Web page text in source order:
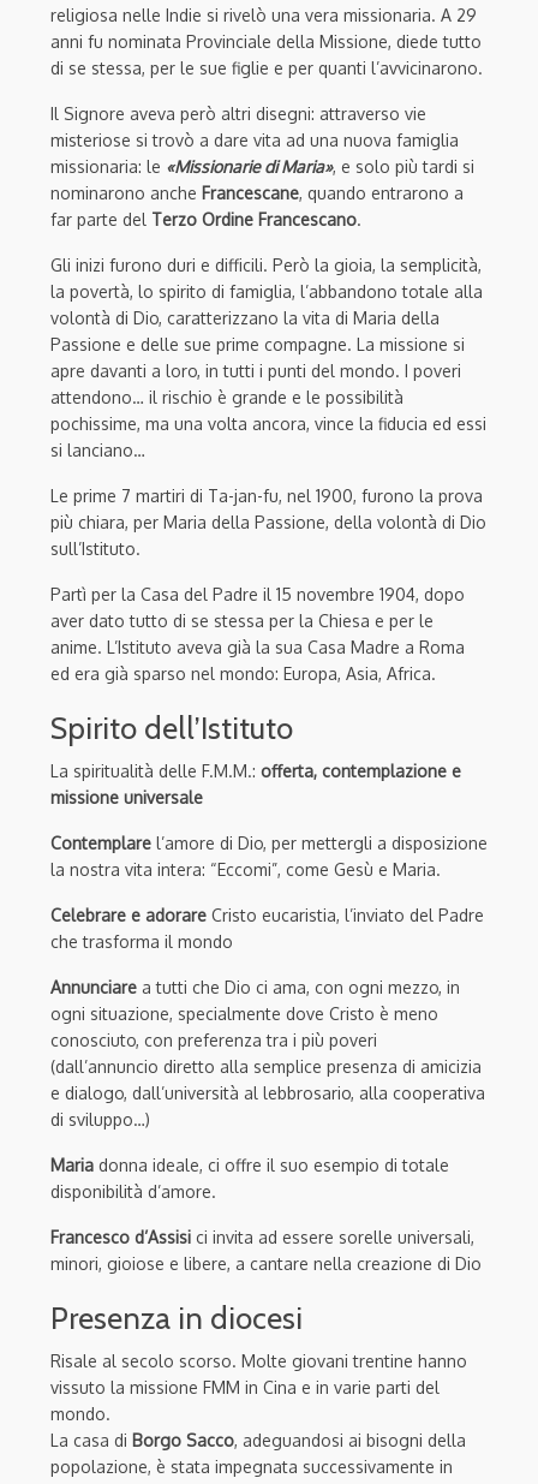
religiosa nelle Indie si rivelò una vera missionaria. A 29
anni fu nominata Provinciale della Missione, diede tutto
di se stessa, per le sue figlie e per quanti l’avvicinarono.
Il Signore aveva però altri disegni: attraverso vie
misteriose si trovò a dare vita ad una nuova famiglia
missionaria: le «Missionarie di Maria», e solo più tardi si
nominarono anche Francescane, quando entrarono a
far parte del Terzo Ordine Francescano.
Gli inizi furono duri e difficili. Però la gioia, la semplicità,
la povertà, lo spirito di famiglia, l’abbandono totale alla
volontà di Dio, caratterizzano la vita di Maria della
Passione e delle sue prime compagne. La missione si
apre davanti a loro, in tutti i punti del mondo. I poveri
attendono… il rischio è grande e le possibilità
pochissime, ma una volta ancora, vince la fiducia ed essi
si lanciano…
Le prime 7 martiri di Ta-jan-fu, nel 1900, furono la prova
più chiara, per Maria della Passione, della volontà di Dio
sull’Istituto.
Partì per la Casa del Padre il 15 novembre 1904, dopo
aver dato tutto di se stessa per la Chiesa e per le
anime. L’Istituto aveva già la sua Casa Madre a Roma
ed era già sparso nel mondo: Europa, Asia, Africa.
Spirito dell’Istituto
La spiritualità delle F.M.M.: offerta, contemplazione e
missione universale
Contemplare l’amore di Dio, per mettergli a disposizione
la nostra vita intera: “Eccomi”, come Gesù e Maria.
Celebrare e adorare Cristo eucaristia, l’inviato del Padre
che trasforma il mondo
Annunciare a tutti che Dio ci ama, con ogni mezzo, in
ogni situazione, specialmente dove Cristo è meno
conosciuto, con preferenza tra i più poveri
(dall’annuncio diretto alla semplice presenza di amicizia
e dialogo, dall’università al lebbrosario, alla cooperativa
di sviluppo…)
Maria donna ideale, ci offre il suo esempio di totale
disponibilità d’amore.
Francesco d’Assisi ci invita ad essere sorelle universali,
minori, gioiose e libere, a cantare nella creazione di Dio
Presenza in diocesi
Risale al secolo scorso. Molte giovani trentine hanno
vissuto la missione FMM in Cina e in varie parti del
mondo.
La casa di Borgo Sacco, adeguandosi ai bisogni della
popolazione, è stata impegnata successivamente in